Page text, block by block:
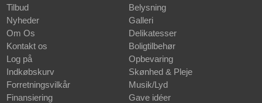
Tilbud
Nyheder
Om Os
Kontakt os
Log på
Indkøbskurv
Forretningsvilkår
Finansiering
Belysning
Galleri
Delikatesser
Boligtilbehør
Opbevaring
Skønhed & Pleje
Musik/Lyd
Gave idéer